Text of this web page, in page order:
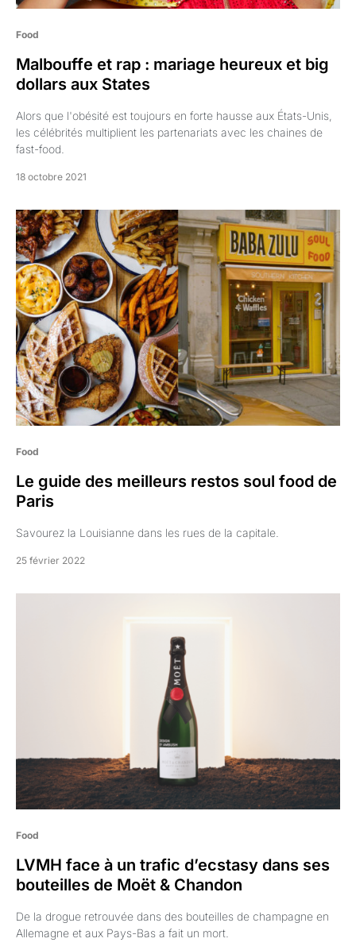
Food
Malbouffe et rap : mariage heureux et big
dollars aux States
Alors que l'obésité est toujours en forte hausse aux États-Unis,
les célébrités multiplient les partenariats avec les chaines de
fast-food.
18 octobre 2021
Food
Le guide des meilleurs restos soul food de
Paris
Savourez la Louisianne dans les rues de la capitale.
25 février 2022
Food
LVMH face à un trafic d’ecstasy dans ses
bouteilles de Moët & Chandon
De la drogue retrouvée dans des bouteilles de champagne en
Allemagne et aux Pays-Bas a fait un mort.